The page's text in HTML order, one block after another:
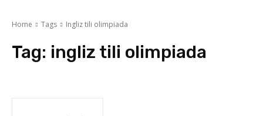
Home Tags Ingliz tili olimpiada
Tag: ingliz tili olimpiada